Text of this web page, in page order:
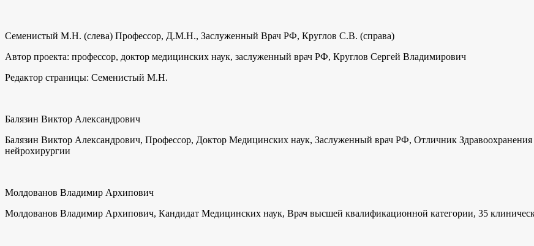
Семенистый М.Н. (слева) Профессор, Д.М.Н., Заслуженный Врач РФ, Круглов С.В. (справа)
Автор проекта: профессор, доктор медицинских наук, заслуженный врач РФ, Круглов Сергей Владимирович
Редактор страницы: Семенистый М.Н.
Балязин Виктор Александрович
Балязин Виктор Александрович, Профессор, Доктор Медицинских наук, Заслуженный врач РФ, Отличник
нейрохирургии
Молдованов Владимир Архипович
Молдованов Владимир Архипович, Кандидат Медицинских наук, Врач высшей квалификационной категории, 35